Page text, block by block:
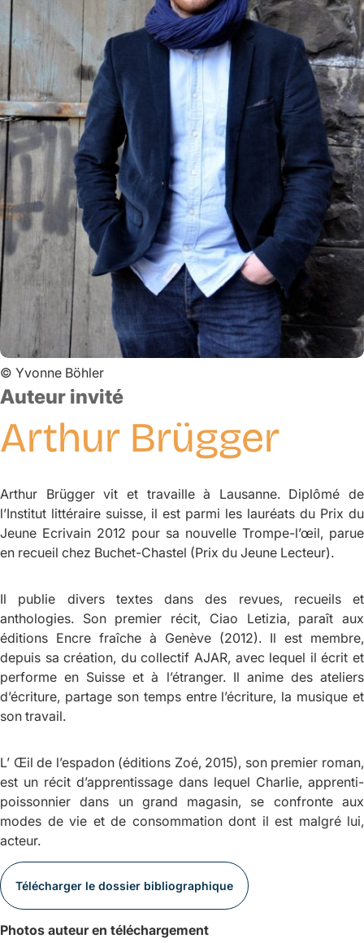
© Yvonne Böhler
Auteur invité
Arthur Brügger
Arthur Brügger vit et travaille à Lausanne. Diplômé de
l’Institut littéraire suisse, il est parmi les lauréats du Prix du
Jeune Ecrivain 2012 pour sa nouvelle Trompe-l’œil, parue
en recueil chez Buchet-Chastel (Prix du Jeune Lecteur).
Il publie divers textes dans des revues, recueils et
anthologies. Son premier récit, Ciao Letizia, paraît aux
éditions Encre fraîche à Genève (2012). Il est membre,
depuis sa création, du collectif AJAR, avec lequel il écrit et
performe en Suisse et à l’étranger. Il anime des ateliers
d’écriture, partage son temps entre l’écriture, la musique et
son travail.
L’ Œil de l’espadon(éditions Zoé, 2015), son premier roman,
est un récit d’apprentissage dans lequel Charlie, apprenti-
poissonnier dans un grand magasin, se confronte aux
modes de vie et de consommation dont il est malgré lui,
acteur.
Télécharger le dossier bibliographique
Photos auteur en téléchargement